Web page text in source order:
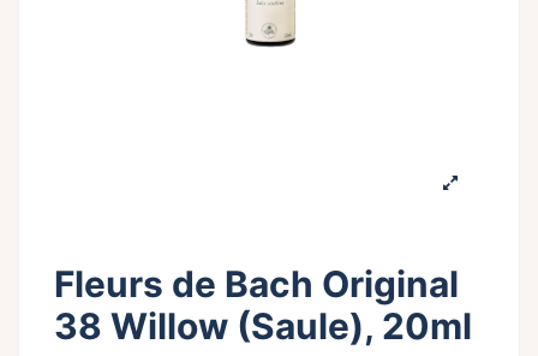
Fleurs de Bach Original
38 Willow (Saule), 20ml